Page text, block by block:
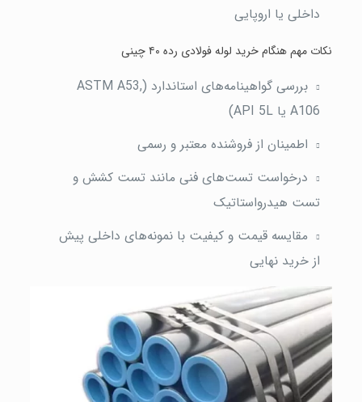
داخلی یا اروپایی
نکات مهم هنگام خرید لوله فولادی رده ۴۰ چینی
بررسی گواهینامه‌های استاندارد (ASTM A53,
A106 یا API 5L)
اطمینان از فروشنده معتبر و رسمی
درخواست تست‌های فنی مانند تست کشش و
تست هیدرواستاتیک
مقایسه قیمت و کیفیت با نمونه‌های داخلی پیش
از خرید نهایی